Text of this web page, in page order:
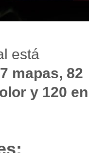
está
mapas, 82
y 120 en